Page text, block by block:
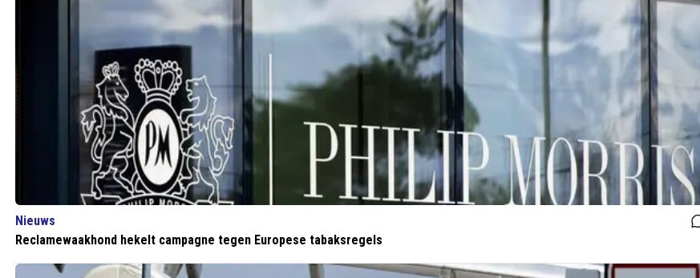
Nieuws
Reclamewaakhond hekelt campagne tegen Europese tabaksregels